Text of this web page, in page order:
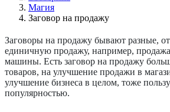
Магия
Заговор на продажу
Заговоры на продажу бывают разные, от
единичную продажу, например,
машины. Есть заговор на продажу
товаров, на улучшение продажи в
улучшение бизнеса в целом, тоже
популярностью.